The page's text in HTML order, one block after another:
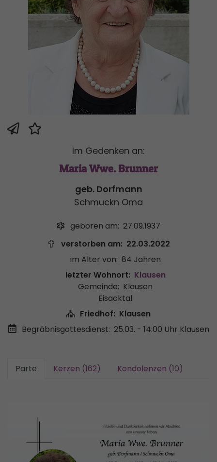
Im Gedenken an:
Maria Wwe. Brunner
geb. Dorfmann
Schmuckn Oma
geboren am: 27.09.1937
verstorben am: 22.03.2022
im Alter von: 84 Jahren
letzter Wohnort: Klausen
Gemeinde: Klausen
Eisacktal
Friedhof: Klausen
Begräbnisgottesdienst: 25.03. - 14:00 Uhr Klausen
Parte Kerzen (162) Kondolenzen (10)